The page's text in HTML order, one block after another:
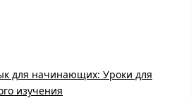
для начинающих: Уроки для
изучения